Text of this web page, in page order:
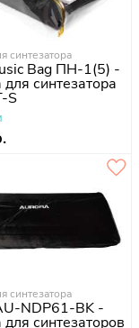
синтезатора
Bag ПН-1(5) -
синтезатора
S
синтезатора
NDP61-BK -
синтезаторов